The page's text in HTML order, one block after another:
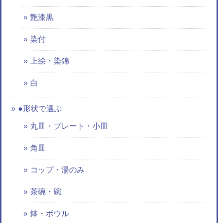
艶漆黒
染付
上絵・染錦
白
●形状で選ぶ
丸皿・プレート・小皿
角皿
コップ・湯のみ
茶碗・碗
鉢・ボウル